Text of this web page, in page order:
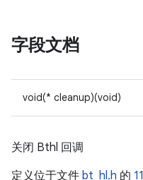
字段文档
void(* cleanup)(void)
关闭 Bthl 回调
定义位于文件 bt_hl.h 的